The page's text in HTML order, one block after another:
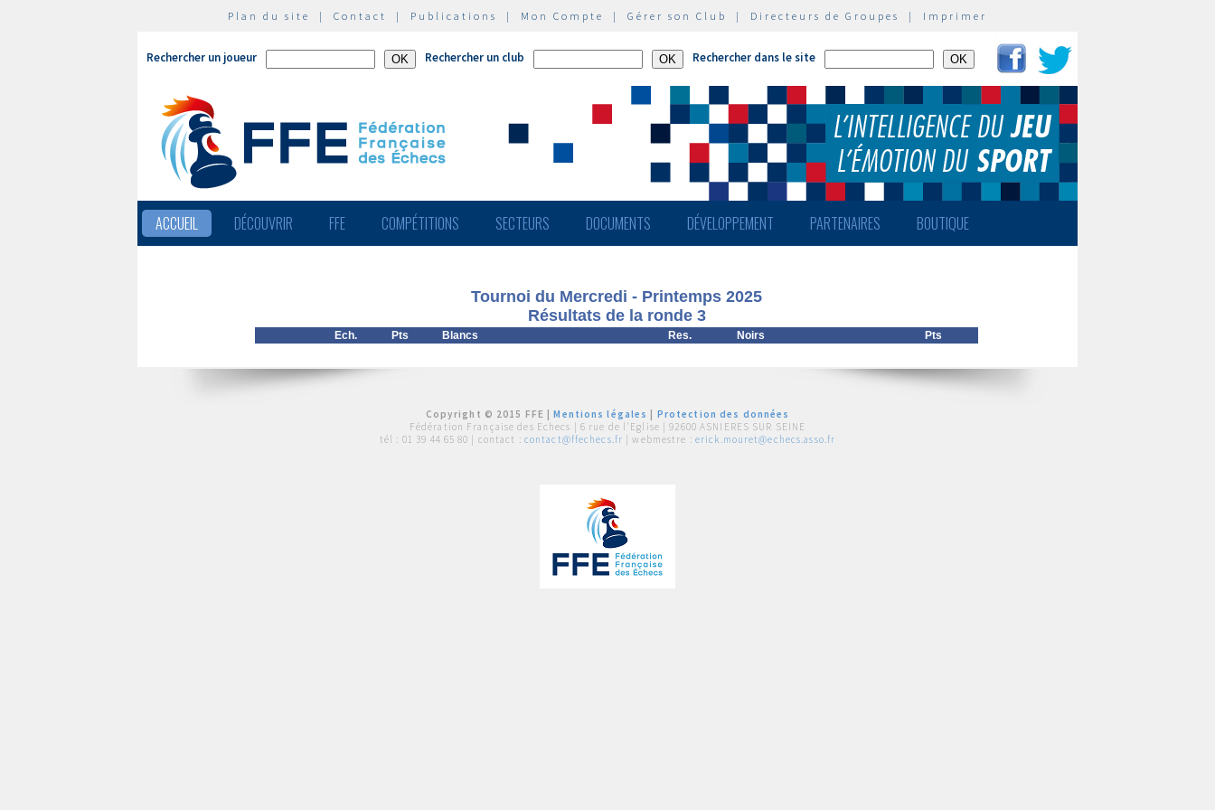
Plan du site | Contact | Publications | Mon Compte | Gérer son Club | Directeurs de Groupes | Imprimer
Rechercher un joueur Rechercher un club Rechercher dans le site
ACCUEIL DÉCOUVRIR FFE COMPÉTITIONS SECTEURS DOCUMENTS DÉVELOPPEMENT PARTENAIRES BOUTIQUE
Tournoi du Mercredi - Printemps 2025
Résultats de la ronde 3
Ech. Pts Blancs Res. Noirs Pts
Copyright © 2015 FFE |Mentions légales
Protection des données
Fédération Française des Echecs | 6 rue de l'Eglise | 92600 ASNIERES SUR SEINE
tél : 01 39 44 65 80 | contact : contact@ffechecs.fr | webmestre : erick.mouret@echecs.asso.fr